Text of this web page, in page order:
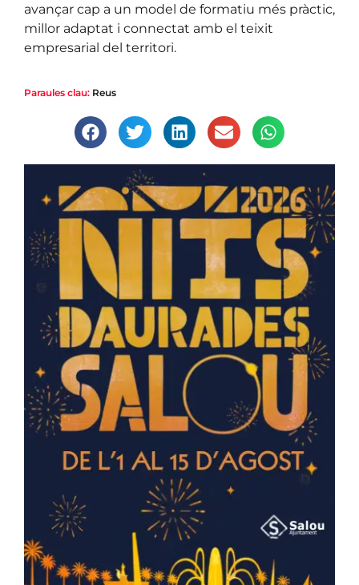
avançar cap a un model de formatiu més pràctic,
millor adaptat i connectat amb el teixit
empresarial del territori.
Paraules clau: Reus